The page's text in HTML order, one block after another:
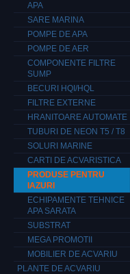
APA
SARE MARINA
POMPE DE APA
POMPE DE AER
COMPONENTE FILTRE
SUMP
BECURI HQI/HQL
FILTRE EXTERNE
HRANITOARE AUTOMATE
TUBURI DE NEON T5 / T8
SOLURI MARINE
CARTI DE ACVARISTICA
PRODUSE PENTRU
IAZURI
ECHIPAMENTE TEHNICE
APA SARATA
SUBSTRAT
MEGA PROMOTII
MOBILIER DE ACVARIU
PLANTE DE ACVARIU